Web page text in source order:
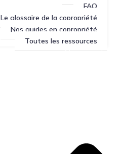
FAQ
Le glossaire de la copropriété
Nos guides en copropriété
Toutes les ressources
Nous joindre